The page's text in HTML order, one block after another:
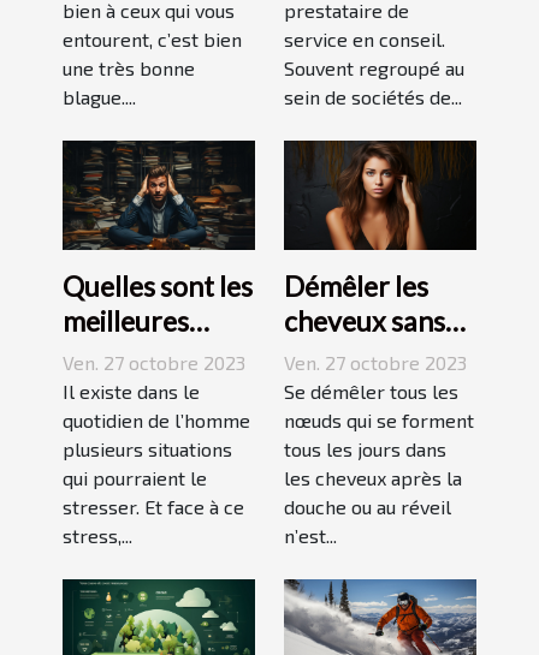
bien à ceux qui vous
entourent, c’est bien
une très bonne
blague....
prestataire de
service en conseil.
Souvent regroupé au
sein de sociétés de...
Quelles sont les
meilleures
techniques
pour vaincre le
stress ?
Ven. 27 octobre 2023
Il existe dans le
quotidien de l’homme
plusieurs situations
qui pourraient le
stresser. Et face à ce
stress,...
Démêler les
cheveux sans
difficulté et
sans douleur :
comment s’y
prendre ?
Ven. 27 octobre 2023
Se démêler tous les
nœuds qui se forment
tous les jours dans
les cheveux après la
douche ou au réveil
n’est...